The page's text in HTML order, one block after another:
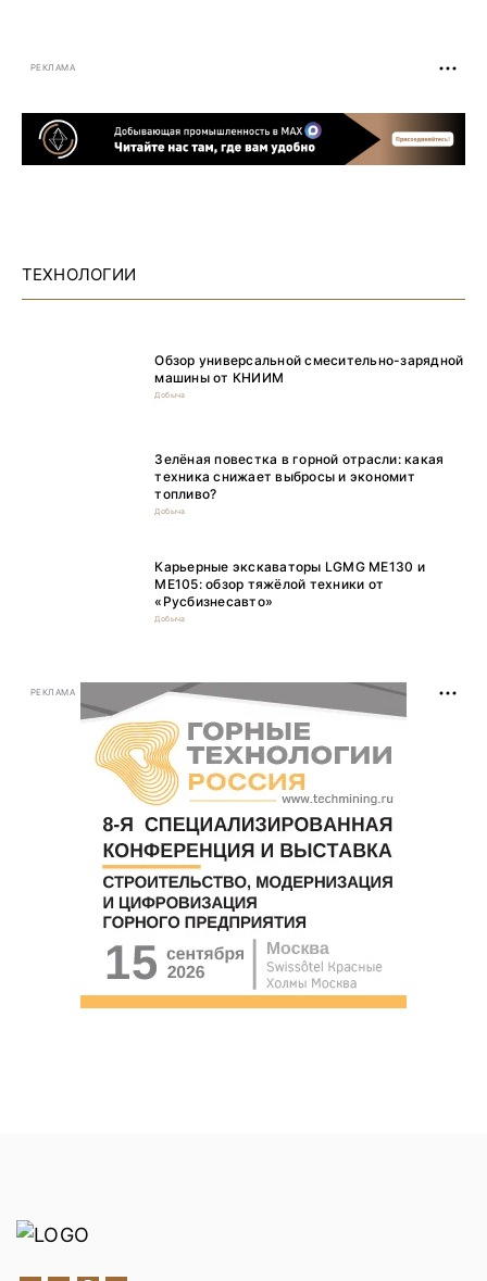
РЕКЛАМА
ТЕХНОЛОГИИ
Обзор универсальной смесительно-зарядной
машины от КНИИМ
Добыча
Зелёная повестка в горной отрасли: какая
техника снижает выбросы и экономит
топливо?
Добыча
Карьерные экскаваторы LGMG ME130 и
ME105: обзор тяжёлой техники от
«Русбизнесавто»
Добыча
РЕКЛАМА